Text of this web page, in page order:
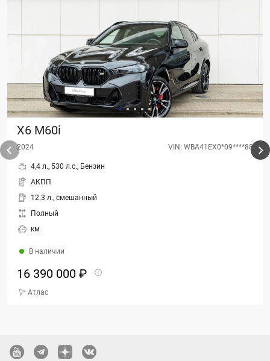
X6 M60i
2024 VIN: WBA41EX0*09****88
4,4 л., 530 л.с., Бензин
АКПП
12.3 л., смешанный
Полный
км
В наличии
16 390 000 ₽
Атлас